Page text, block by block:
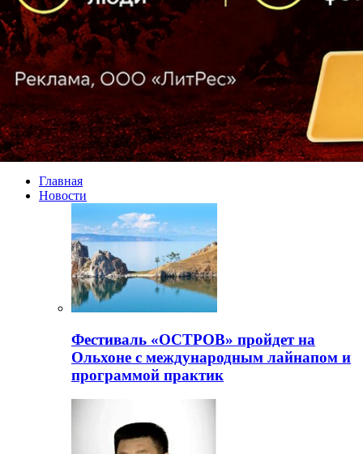
Главная
Новости
Фестиваль «ОСТРОВ» пройдет на
Ольхоне с международным лайнапом и
программой практик